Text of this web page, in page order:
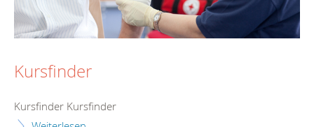
Kursfinder
Kursfinder Kursfinder